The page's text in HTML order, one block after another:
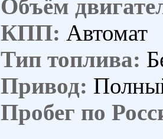
Объём
КПП: Автомат
Тип топлива:
Привод:
Пробег по